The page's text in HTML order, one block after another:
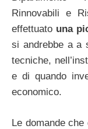
Rinnovabili e
effettuato una
si andrebbe a a
tecniche,
e di quando
economico.
Le domande